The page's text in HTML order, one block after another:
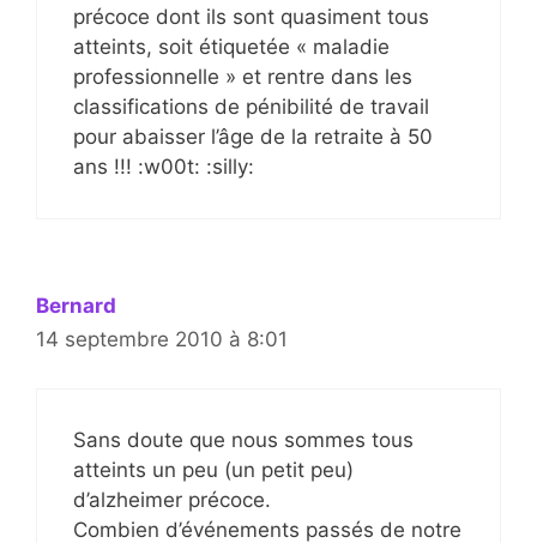
précoce dont ils sont quasiment tous
atteints, soit étiquetée « maladie
professionnelle » et rentre dans les
classifications de pénibilité de travail
pour abaisser l’âge de la retraite à 50
ans !!! :w00t: :silly:
Bernard
14 septembre 2010 à 8:01
Sans doute que nous sommes tous
atteints un peu (un petit peu)
d’alzheimer précoce.
Combien d’événements passés de notre